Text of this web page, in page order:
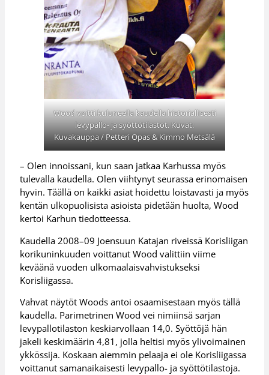
Wood voitti kuluneella kaudella historiallisesti
levypallo- ja syöttötilastot. Kuvat:
Kuvakauppa / Petteri Opas & Kimmo Metsälä
– Olen innoissani, kun saan jatkaa Karhussa myös
tulevalla kaudella. Olen viihtynyt seurassa erinomaisen
hyvin. Täällä on kaikki asiat hoidettu loistavasti ja myös
kentän ulkopuolisista asioista pidetään huolta, Wood
kertoi Karhun tiedotteessa.
Kaudella 2008–09 Joensuun Katajan riveissä Korisliigan
korikuninkuuden voittanut Wood valittiin viime
keväänä vuoden ulkomaalaisvahvistukseksi
Korisliigassa.
Vahvat näytöt Woods antoi osaamisestaan myös tällä
kaudella. Parimetrinen Wood vei nimiinsä sarjan
levypallotilaston keskiarvollaan 14,0. Syöttöjä hän
jakeli keskimäärin 4,81, jolla heltisi myös ylivoimainen
ykkössija. Koskaan aiemmin pelaaja ei ole Korisliigassa
voittanut samanaikaisesti levypallo- ja syöttötilastoja.